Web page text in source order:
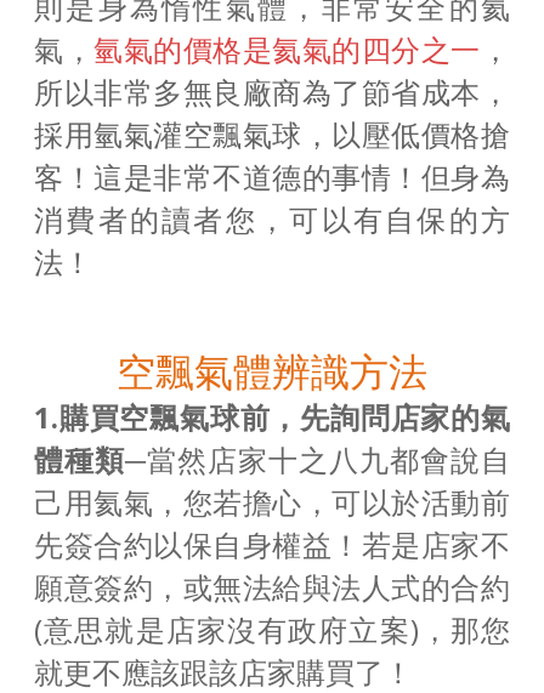
氣，氫氣的價格是氦氣的四分之一 ，
所以非常多無良廠商為了節省成本，
採用氫氣灌空飄氣球，以壓低價格搶
客！這是非常不道德的事情！但身為
消費者的讀者您，可以有自保的方
法！
空飄氣體辨識方法
1.購買空飄氣球前，先詢問店家的氣
體種類─當然店家十之八九都會說自
己用氦氣，您若擔心，可以於活動前
先簽合約以保自身權益！若是店家不
願意簽約，或無法給與法人式的合約
(意思就是店家沒有政府立案)，那您
就更不應該跟該店家購買了！